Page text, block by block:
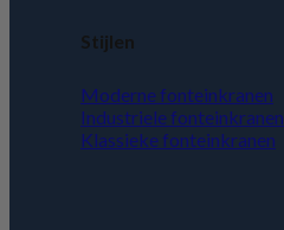
Stijlen
Moderne fonteinkranen
Industriele fonteinkranen
Klassieke fonteinkranen